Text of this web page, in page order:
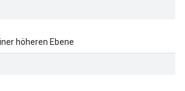
höheren Ebene